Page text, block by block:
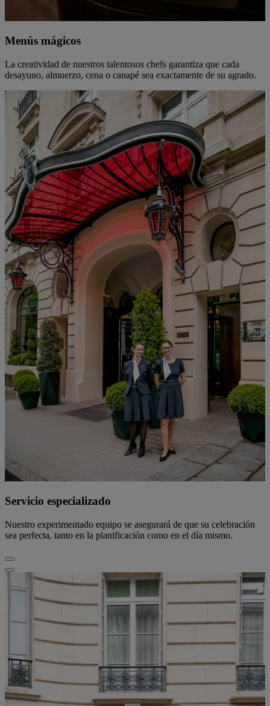
Menús mágicos
La creatividad de nuestros talentosos chefs garantiza que cada
desayuno, almuerzo, cena o canapé sea exactamente de su agrado.
Servicio especializado
Nuestro experimentado equipo se asegurará de que su celebración
sea perfecta, tanto en la planificación como en el día mismo.